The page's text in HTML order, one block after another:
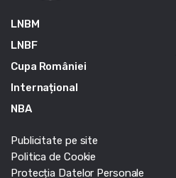
LNBM
LNBF
Cupa României
Internațional
NBA
Publicitate pe site
Politica de Cookie
Protecția Datelor Personale